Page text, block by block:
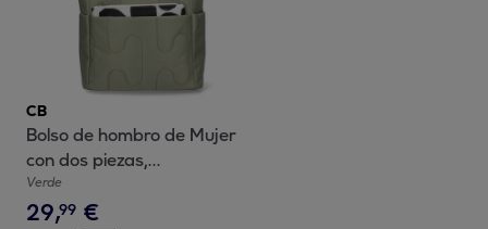
CB
Bolso de hombro de Mujer
con dos piezas,
compartimento principal con
cremallera
Verde
29,99 €